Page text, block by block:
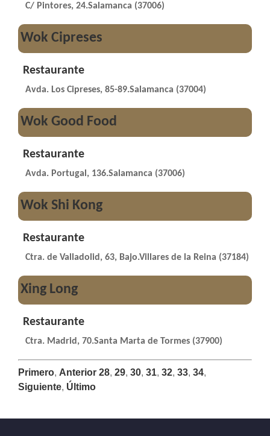
C/ Pintores, 24.Salamanca (37006)
Wok Cipreses
Restaurante
Avda. Los Cipreses, 85-89.Salamanca (37004)
Wok Good Food
Restaurante
Avda. Portugal, 136.Salamanca (37006)
Wok Shi Kong
Restaurante
Ctra. de Valladolid, 63, Bajo.Villares de la Reina (37184)
Xing Long
Restaurante
Ctra. Madrid, 70.Santa Marta de Tormes (37900)
Primero, Anterior 28, 29, 30, 31, 32, 33, 34,
Siguiente, Último